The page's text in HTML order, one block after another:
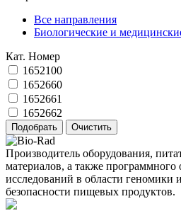
Все направления
Биологические и
Кат. Номер
1652100
1652660
1652661
1652662
Производитель оборудования,
материалов, а также программного
исследований в области геномики
безопасности пищевых продуктов.